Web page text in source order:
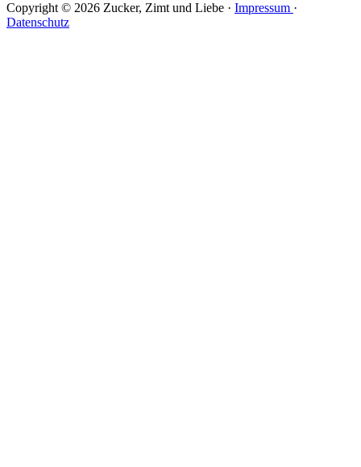
Copyright © 2026 Zucker, Zimt und Liebe · Impressum ·
Datenschutz